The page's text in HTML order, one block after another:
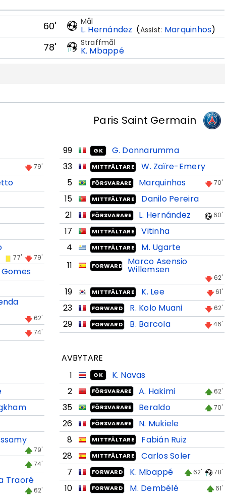
60' Mål
L. Hernández (Assist: Marquinhos)
78' Straffmål
K. Mbappé
79'
77' 79'
Gomes
62'
74'
79'
74'
Traoré
62'
Paris Saint Germain
99 GK
G. Donnarumma
33
MITTFÄLTARE
W. Zaïre-Emery
5
FÖRSVARARE Marquinhos 70'
15 MITTFÄLTARE
Danilo Pereira
21
FÖRSVARARE L. Hernández 60'
17 MITTFÄLTARE
Vitinha
4
MITTFÄLTARE
M. Ugarte
11
FORWARD Marco Asensio
Willemsen
62'
19 MITTFÄLTARE K. Lee 61'
23 FORWARD R. Kolo Muani 62'
29 FORWARD B. Barcola 46'
AVBYTARE
1
GK
K. Navas
2
FÖRSVARARE A. Hakimi 62'
35 FÖRSVARARE Beraldo 70'
26 FÖRSVARARE
N. Mukiele
8
MITTFÄLTARE
Fabián Ruiz
28
MITTFÄLTARE
Carlos Soler
7
FORWARD K. Mbappé 62' 78'
10 FORWARD M. Dembélé 61'